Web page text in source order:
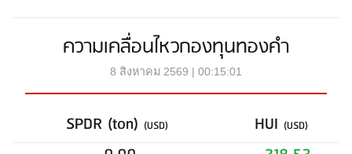
ความเคลื่อนไหวกองทุนทองคำ
8 สิงหาคม 2569 | 00:15:01
SPDR (ton) (USD) HUI (USD)